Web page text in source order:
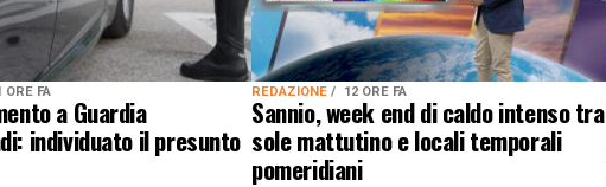
ORE FA
a Guardia
individuato il presunto
REDAZIONE 12 ORE FA
Sannio, week end di caldo intenso tra
sole mattutino e locali temporali
pomeridiani